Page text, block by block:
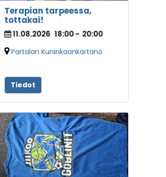
Terapian tarpeessa,
tottakai!
11.08.2026 18:00- 20:00
Partalan Kuninkaankartano
Tiedot